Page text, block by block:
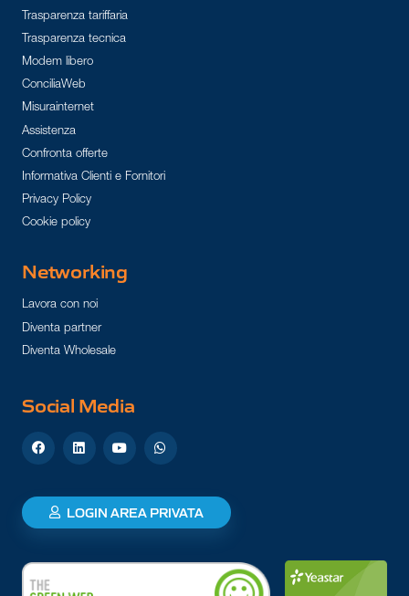
Trasparenza tariffaria
Trasparenza tecnica
Modem libero
ConciliaWeb
Misurainternet
Assistenza
Confronta offerte
Informativa Clienti e Fornitori
Privacy Policy
Cookie policy
Networking
Lavora con noi
Diventa partner
Diventa Wholesale
Social Media
LOGIN AREA PRIVATA